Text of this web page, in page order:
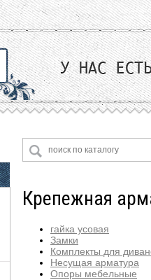
Крепежная
гайка усовая
Замки
Комплекты для
Несущая арматура
Опоры мебельные